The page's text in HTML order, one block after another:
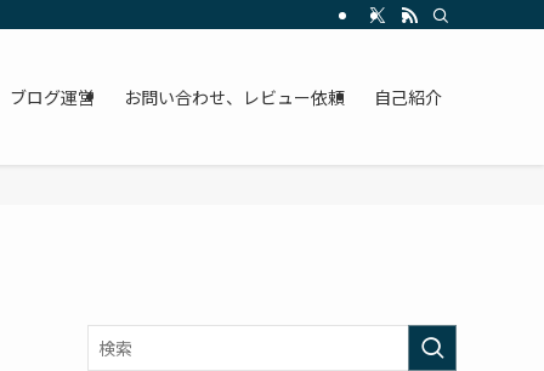
ブログ運営 お問い合わせ、レビュー依頼 自己紹介